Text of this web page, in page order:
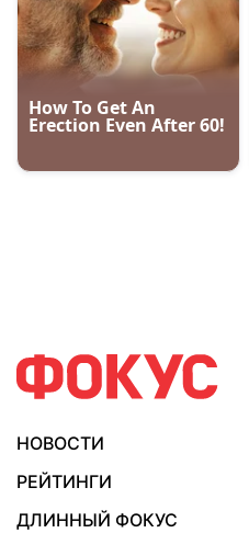
НОВОСТИ
РЕЙТИНГИ
ДЛИННЫЙ ФОКУС